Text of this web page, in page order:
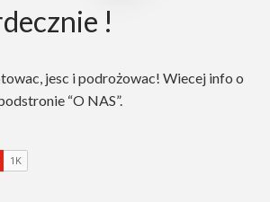
!
jesc i podrożowac! Wiecej info o
“O NAS”.